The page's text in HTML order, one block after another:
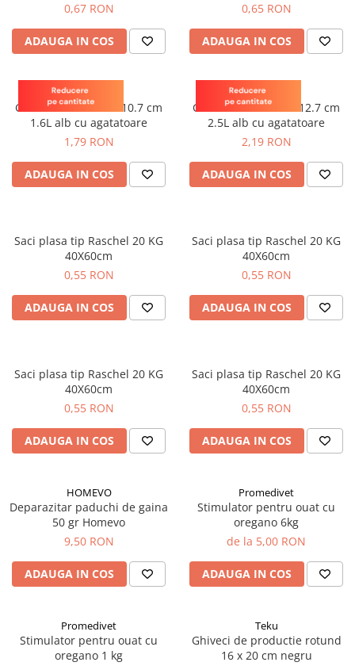
0,67 RON
ADAUGA IN COS
0,65 RON
ADAUGA IN COS
Teku
Ghiveci rotund 17 x 10.7 cm
1.6L alb cu agatatoare
1,79 RON
ADAUGA IN COS
Teku
Ghiveci rotund 19 x 12.7 cm
2.5L alb cu agatatoare
2,19 RON
ADAUGA IN COS
Saci plasa tip Raschel 20 KG
40X60cm
0,55 RON
ADAUGA IN COS
Saci plasa tip Raschel 20 KG
40X60cm
0,55 RON
ADAUGA IN COS
Saci plasa tip Raschel 20 KG
40X60cm
0,55 RON
ADAUGA IN COS
Saci plasa tip Raschel 20 KG
40X60cm
0,55 RON
ADAUGA IN COS
HOMEVO
Deparazitar paduchi de gaina
50 gr Homevo
9,50 RON
ADAUGA IN COS
Promedivet
Stimulator pentru ouat cu
oregano 6kg
de la 5,00 RON
ADAUGA IN COS
Promedivet
Stimulator pentru ouat cu
oregano 1 kg
Teku
Ghiveci de productie rotund
16 x 20 cm negru